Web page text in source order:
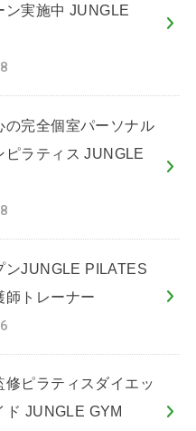
ン実施中 JUNGLE
の完全個室パーソナル
ピラティス JUNGLE
ンJUNGLE PILATES
師トレーナー
修ピラティスダイエッ
ド JUNGLE GYM